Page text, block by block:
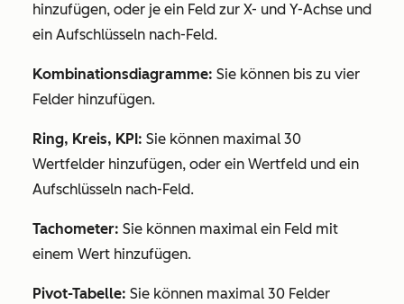
hinzufügen, oder je ein Feld zur X- und Y-Achse und
ein Aufschlüsseln nach-Feld.
Kombinationsdiagramme: Sie können bis zu vier
Felder hinzufügen.
Ring, Kreis, KPI: Sie können maximal 30
Wertfelder hinzufügen, oder ein Wertfeld und ein
Aufschlüsseln nach-Feld.
Tachometer: Sie können maximal ein Feld mit
einem Wert hinzufügen.
Pivot-Tabelle: Sie können maximal 30 Felder